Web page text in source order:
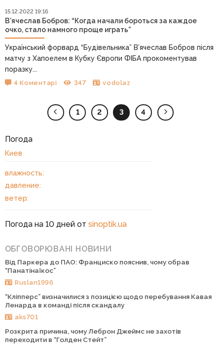
15.12.2022 19:16
В’ячеслав Бобров: “Когда начали бороться за каждое
очко, стало намного проще играть”
Український форвард “Будівельника” В’ячеслав Бобров після
матчу з Хапоелем в Кубку Європи ФІБА прокоментував
поразку...
4 Коментарі 347 vodolaz
1 2 3 4
Погода
Киев
влажность:
давление:
ветер:
Погода на 10 дней от sinoptik.ua
ОБГОВОРЮВАНІ НОВИНИ
Від Паркера до ПАО: Франциско пояснив, чому обрав
“Панатінаїкос”
Ruslan1996
“Кліпперс” визначилися з позицією щодо перебування Кавая
Ленарда в команді після скандалу
aks701
Розкрита причина, чому Леброн Джеймс не захотів
переходити в “Голден Стейт”